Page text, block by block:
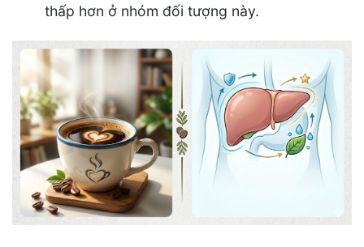
thấp hơn ở nhóm đối tượng này.